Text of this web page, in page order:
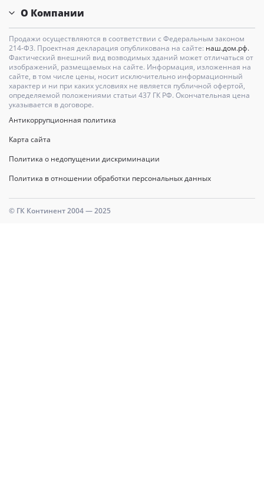
О Компании
Продажи осуществляются в соответствии с Федеральным законом
214-Ф3. Проектная декларация опубликована на сайте: наш.дом.рф.
Фактический внешний вид возводимых зданий может отличаться от
изображений, размещаемых на сайте. Информация, изложенная на
сайте, в том числе цены, носит исключительно информационный
характер и ни при каких условиях не является публичной офертой,
определяемой положениями статьи 437 ГК РФ. Окончательная цена
указывается в договоре.
Антикоррупционная политика
Карта сайта
Политика о недопущении дискриминации
Политика в отношении обработки персональных данных
© ГК Континент 2004 — 2025